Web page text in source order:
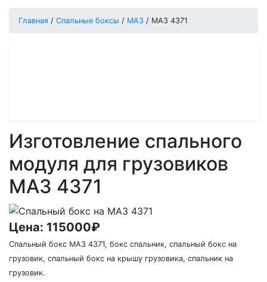
Главная / Спальные боксы / МАЗ / МАЗ 4371
Изготовление спального
модуля для грузовиков
МАЗ 4371
Цена: 115000₽
Спальный бокс МАЗ 4371, бокс спальник, спальный бокс на
грузовик, спальный бокс на крышу грузовика, спальник на
грузовик.